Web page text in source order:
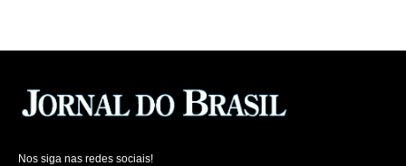
Nos siga nas redes sociais!